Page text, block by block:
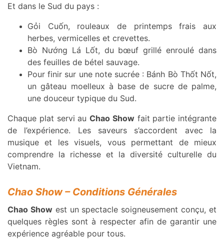
Et dans le Sud du pays :
Gỏi Cuốn, rouleaux de printemps frais aux
herbes, vermicelles et crevettes.
Bò Nướng Lá Lốt, du bœuf grillé enroulé dans
des feuilles de bétel sauvage.
Pour finir sur une note sucrée : Bánh Bò Thốt Nốt,
un gâteau moelleux à base de sucre de palme,
une douceur typique du Sud.
Chaque plat servi au Chao Show fait partie intégrante
de l’expérience. Les saveurs s’accordent avec la
musique et les visuels, vous permettant de mieux
comprendre la richesse et la diversité culturelle du
Vietnam.
Chao Show – Conditions Générales
Chao Show est un spectacle soigneusement conçu, et
quelques règles sont à respecter afin de garantir une
expérience agréable pour tous.